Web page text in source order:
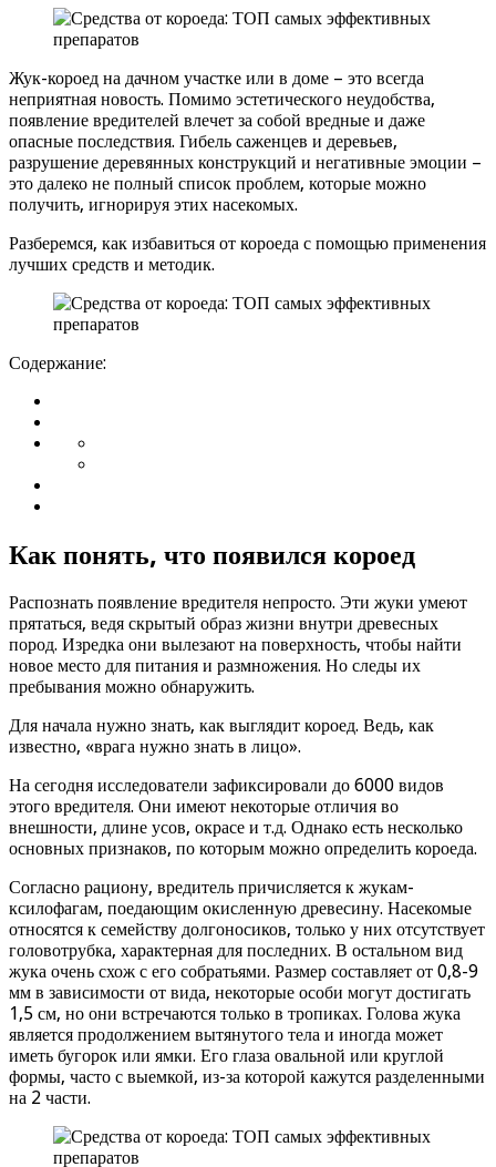
Жук-короед на дачном участке или в доме – это всегда
неприятная новость. Помимо эстетического неудобства,
появление вредителей влечет за собой вредные и даже
опасные последствия. Гибель саженцев и деревьев,
разрушение деревянных конструкций и негативные эмоции –
это далеко не полный список проблем, которые можно
получить, игнорируя этих насекомых.
Разберемся, как избавиться от короеда с помощью применения
лучших средств и методик.
Содержание:
Как понять, что появился короед
Распознать появление вредителя непросто. Эти жуки умеют
прятаться, ведя скрытый образ жизни внутри древесных
пород. Изредка они вылезают на поверхность, чтобы найти
новое место для питания и размножения. Но следы их
пребывания можно обнаружить.
Для начала нужно знать, как выглядит короед. Ведь, как
известно, «врага нужно знать в лицо».
На сегодня исследователи зафиксировали до 6000 видов
этого вредителя. Они имеют некоторые отличия во
внешности, длине усов, окрасе и т.д. Однако есть несколько
основных признаков, по которым можно определить короеда.
Согласно рациону, вредитель причисляется к жукам-
ксилофагам, поедающим окисленную древесину. Насекомые
относятся к семейству долгоносиков, только у них отсутствует
головотрубка, характерная для последних. В остальном вид
жука очень схож с его собратьями. Размер составляет от 0,8-9
мм в зависимости от вида, некоторые особи могут достигать
1,5 см, но они встречаются только в тропиках. Голова жука
является продолжением вытянутого тела и иногда может
иметь бугорок или ямки. Его глаза овальной или круглой
формы, часто с выемкой, из-за которой кажутся разделенными
на 2 части.